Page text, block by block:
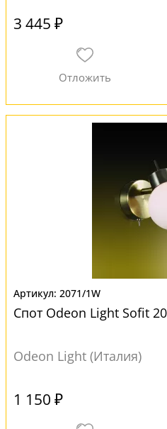
3 445 ₽
2071/1W
Спот Odeon Light Sofit
Odeon Light (Италия)
1 150 ₽